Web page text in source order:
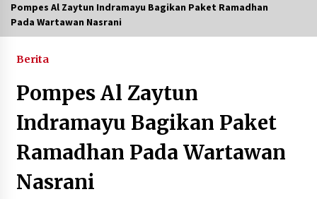
Pompes Al Zaytun Indramayu Bagikan Paket Ramadhan
Pada Wartawan Nasrani
Berita
Pompes Al Zaytun
Indramayu Bagikan Paket
Ramadhan Pada Wartawan
Nasrani